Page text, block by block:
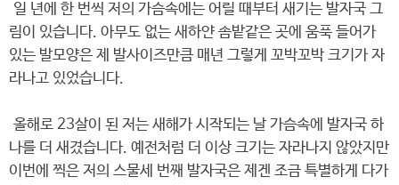
일 년에 한 번씩 저의 가슴속에는 어릴 때부터 새기는 발자국 그
림이 있습니다. 아무도 없는 새하얀 솜밭같은 곳에 움푹 들어가
있는 발모양은 제 발사이즈만큼 매년 그렇게 꼬박꼬박 크기가 자
라나고 있었습니다.
올해로 23살이 된 저는 새해가 시작되는 날 가슴속에 발자국 하
나를 더 새겼습니다. 예전처럼 더 이상 크기는 자라나지 않았지만
이번에 찍은 저의 스물세 번째 발자국은 제겐 조금 특별하게 다가